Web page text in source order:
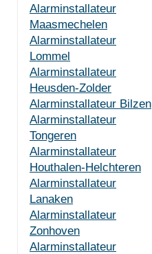
Alarminstallateur
Maasmechelen
Alarminstallateur
Lommel
Alarminstallateur
Heusden-Zolder
Alarminstallateur Bilzen
Alarminstallateur
Tongeren
Alarminstallateur
Houthalen-Helchteren
Alarminstallateur
Lanaken
Alarminstallateur
Zonhoven
Alarminstallateur